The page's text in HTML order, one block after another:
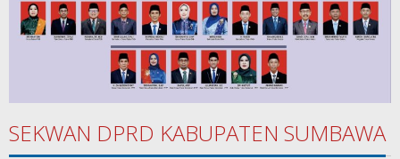
SEKWAN DPRD KABUPATEN SUMBAWA